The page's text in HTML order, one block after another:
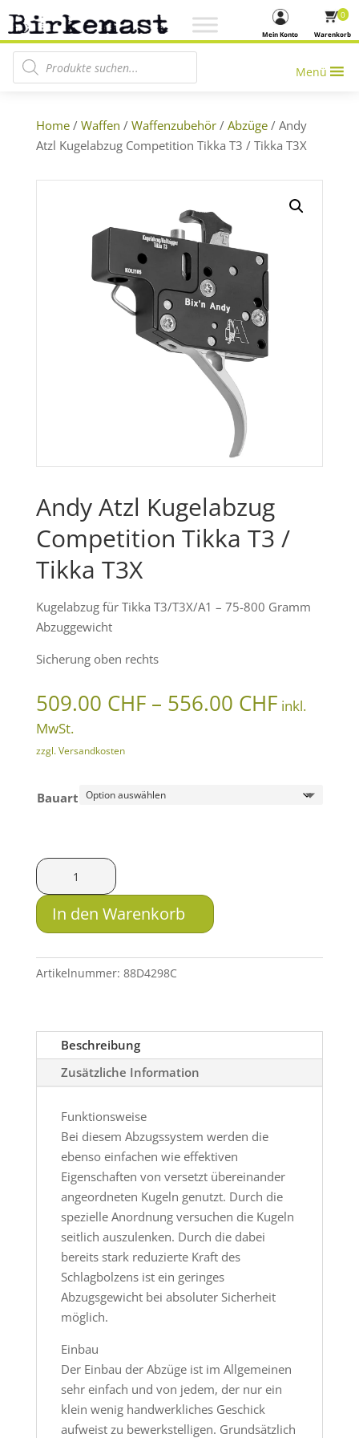
Warenkorb
0
Mein Konto
Products search
Menü
Home/ Waffen / Waffenzubehör/ Abzüge/ Andy
Atzl Kugelabzug Competition Tikka T3 / Tikka T3X
Andy Atzl Kugelabzug
Competition Tikka T3 /
Tikka T3X
Kugelabzug für Tikka T3/T3X/A1 – 75-800 Gramm
Abzuggewicht
Sicherung oben rechts
509.00 CHF – 556.00 CHF inkl.
MwSt.
zzgl. Versandkosten
Bauart
Andy
Atzl
Kugelabzug
Competition
T3
T3X
Menge
In den Warenkorb
Artikelnummer: 88D4298C
Beschreibung
Zusätzliche Information
Funktionsweise
Bei diesem Abzugssystem werden die
ebenso einfachen wie effektiven
Eigenschaften von versetzt übereinander
angeordneten Kugeln genutzt. Durch die
spezielle Anordnung versuchen die Kugeln
seitlich auszulenken. Durch die dabei
bereits stark reduzierte Kraft des
Schlagbolzens ist ein geringes
Abzugsgewicht bei absoluter Sicherheit
möglich.
Einbau
Der Einbau der Abzüge ist im Allgemeinen
sehr einfach und von jedem, der nur ein
klein wenig handwerkliches Geschick
aufweist zu bewerkstelligen. Grundsätzlich